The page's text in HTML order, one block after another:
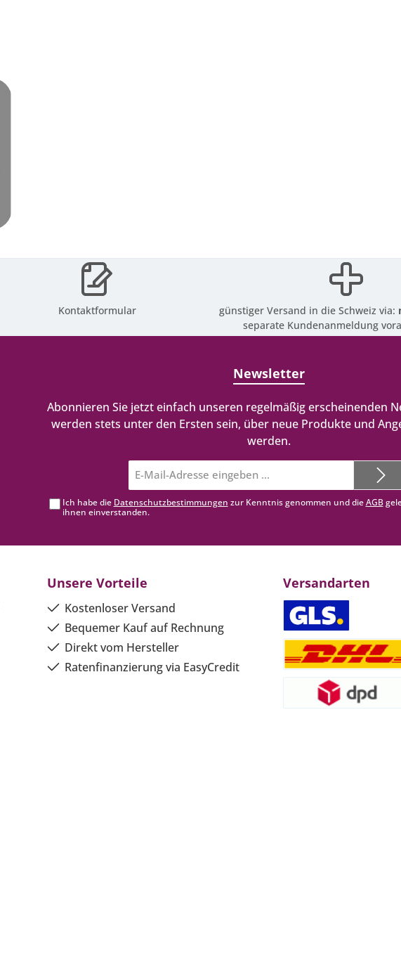
Kontaktformular günstiger Versand in die Schweiz via:
separate Kundenanmeldung
Newsletter
Abonnieren Sie jetzt einfach unseren regelmäßig erscheinenden
werden stets unter den Ersten sein, über neue Produkte und
werden.
Mail-
Adresse*
Ich habe die Datenschutzbestimmungen zur Kenntnis genommen und dieAGB
ihnen einverstanden.
Unsere Vorteile
Kostenloser Versand
Bequemer Kauf auf Rechnung
Direkt vom Hersteller
Ratenfinanzierung via EasyCredit
Versandarten